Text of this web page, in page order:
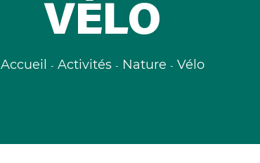
VÉLO
Accueil Activités Nature Vélo